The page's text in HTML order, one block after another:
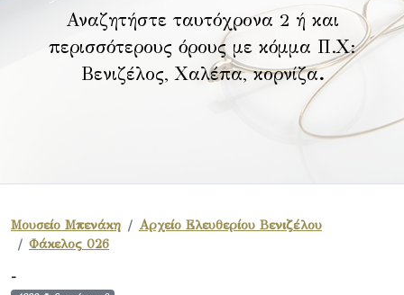
Αναζητήστε ταυτόχρονα 2 ή και
περισσότερους όρους με κόμμα Π.Χ:
Βενιζέλος, Χαλέπα, κορνίζα.
Μουσείο Μπενάκη
Αρχείο Ελευθερίου Βενιζέλου
Φάκελος 026
-